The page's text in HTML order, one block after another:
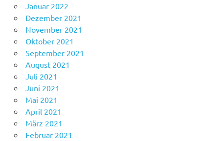
Januar 2022
Dezember 2021
November 2021
Oktober 2021
September 2021
August 2021
Juli 2021
Juni 2021
Mai 2021
April 2021
März 2021
Februar 2021